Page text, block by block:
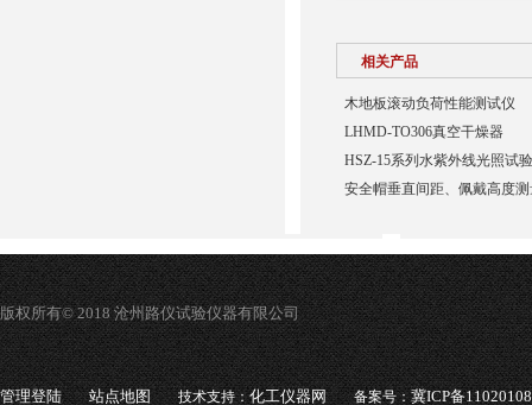
相关产品
木地板滚动负荷性能测试仪
LHMD-TO306真空干燥器
HSZ-15系列水紫外线光照试
安全帽垂直间距、佩戴高度
版权所有© 2018 沧州路仪试验仪器有限公司
管理登陆 站点地图 技术支持：化工仪器网 备案号：冀ICP备